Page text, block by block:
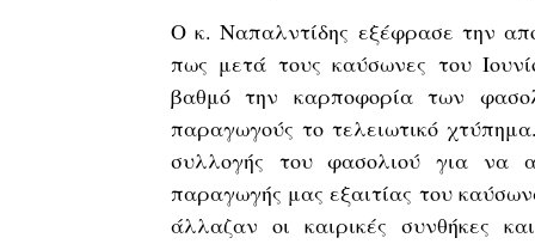
Ο κ. Ναπαλντίδης εξέφρασε την
πως μετά τους καύσωνες του
βαθμό την καρποφορία των
παραγωγούς το τελειωτικό
συλλογής του φασολιού για να
παραγωγής μας εξαιτίας του
άλλαζαν οι καιρικές συνθήκες